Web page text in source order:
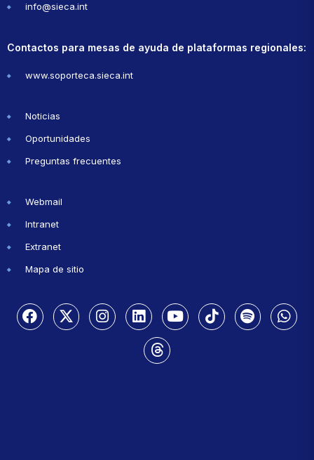
info@sieca.int
Contactos para mesas de ayuda de plataformas regionales:
www.soporteca.sieca.int
Noticias
Oportunidades
Preguntas frecuentes
Webmail
Intranet
Extranet
Mapa de sitio